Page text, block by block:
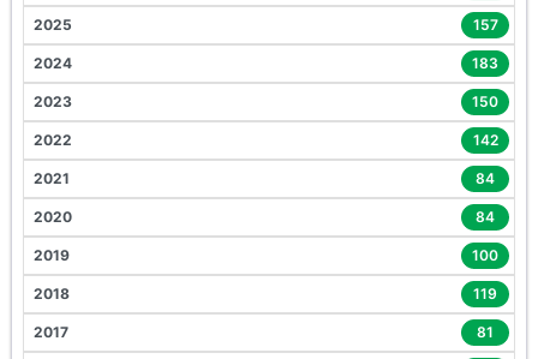
2025 157
2024 183
2023 150
2022 142
2021 84
2020 84
2019 100
2018 119
2017 81